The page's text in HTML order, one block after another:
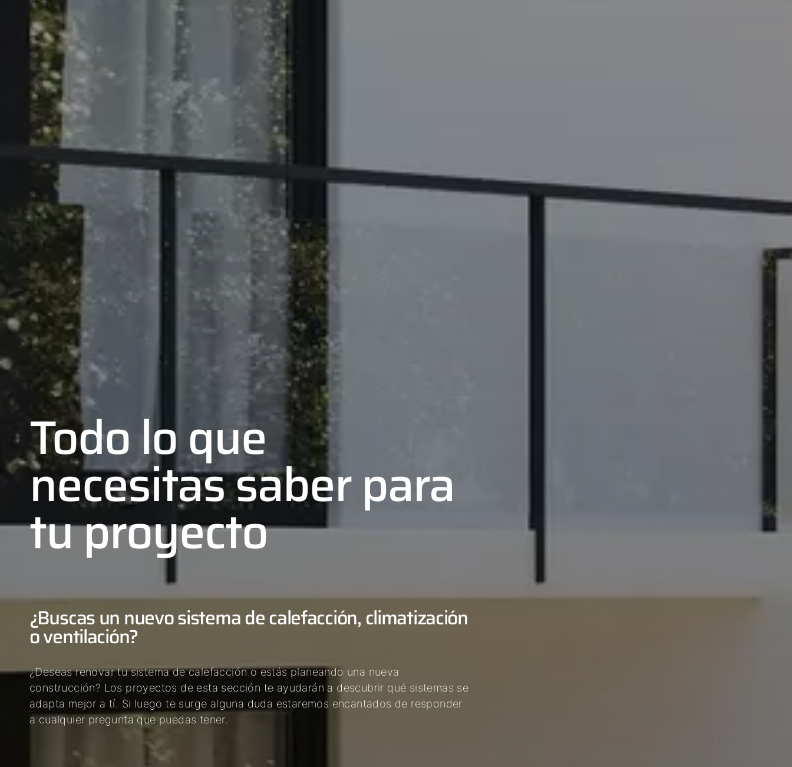
Todo lo que
necesitas saber para
tu proyecto
¿Buscas un nuevo sistema de calefacción, climatización
o ventilación?
¿Deseas renovar tu sistema de calefacción o estás planeando una nueva
construcción? Los proyectos de esta sección te ayudarán a descubrir qué sistemas se
adapta mejor a tí. Si luego te surge alguna duda estaremos encantados de responder
a cualquier pregunta que puedas tener.